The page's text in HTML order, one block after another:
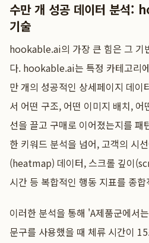
수만 개 성공 데이터 분석:
기술
hookable.ai의 가장 큰 힘은 그 기
다. hookable.ai는 특정 카테고리
만 개의 성공적인 상세페이지 데이
서 어떤 구조, 어떤 이미지 배치, 어
선을 끌고 구매로 이어졌는지를 패
한 키워드 분석을 넘어, 고객의 시
(heatmap) 데이터, 스크롤 깊이
시간 등 복합적인 행동 지표를 종
이러한 분석을 통해 'A제품군에서
문구를 사용했을 때 체류 시간이